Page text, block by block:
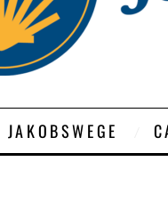
JAKOBSWEGE